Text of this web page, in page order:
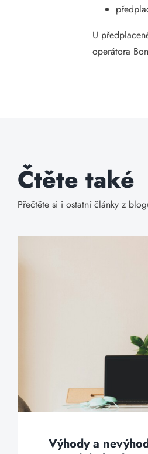
U
operátora
Čtěte také
Přečtěte si i ostatní články z
Výhody a